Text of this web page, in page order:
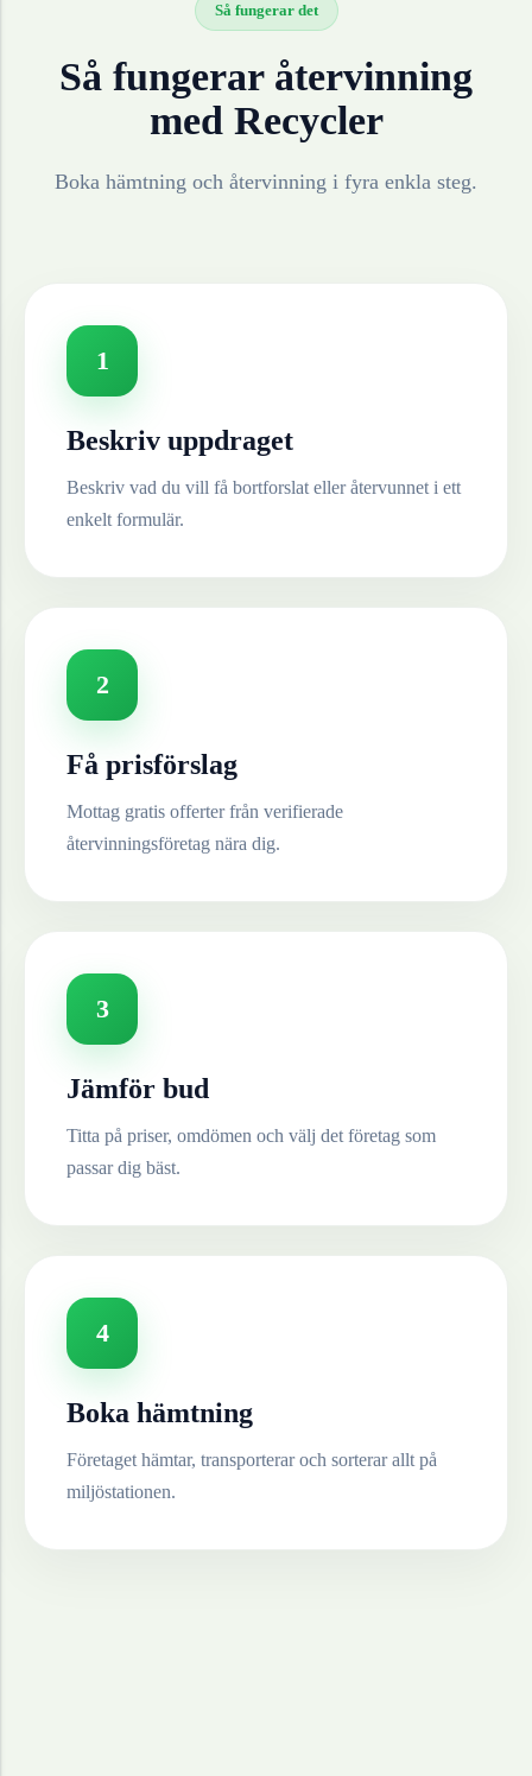
Så fungerar det
Så fungerar återvinning
med Recycler
Boka hämtning och återvinning i fyra enkla steg.
1
Beskriv uppdraget
Beskriv vad du vill få bortforslat eller återvunnet i ett
enkelt formulär.
2
Få prisförslag
Mottag gratis offerter från verifierade
återvinningsföretag nära dig.
3
Jämför bud
Titta på priser, omdömen och välj det företag som
passar dig bäst.
4
Boka hämtning
Företaget hämtar, transporterar och sorterar allt på
miljöstationen.